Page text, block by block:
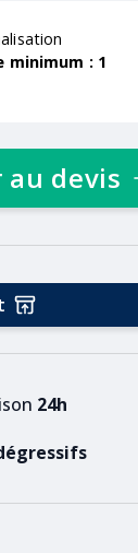
minimum : 1
devis
24h